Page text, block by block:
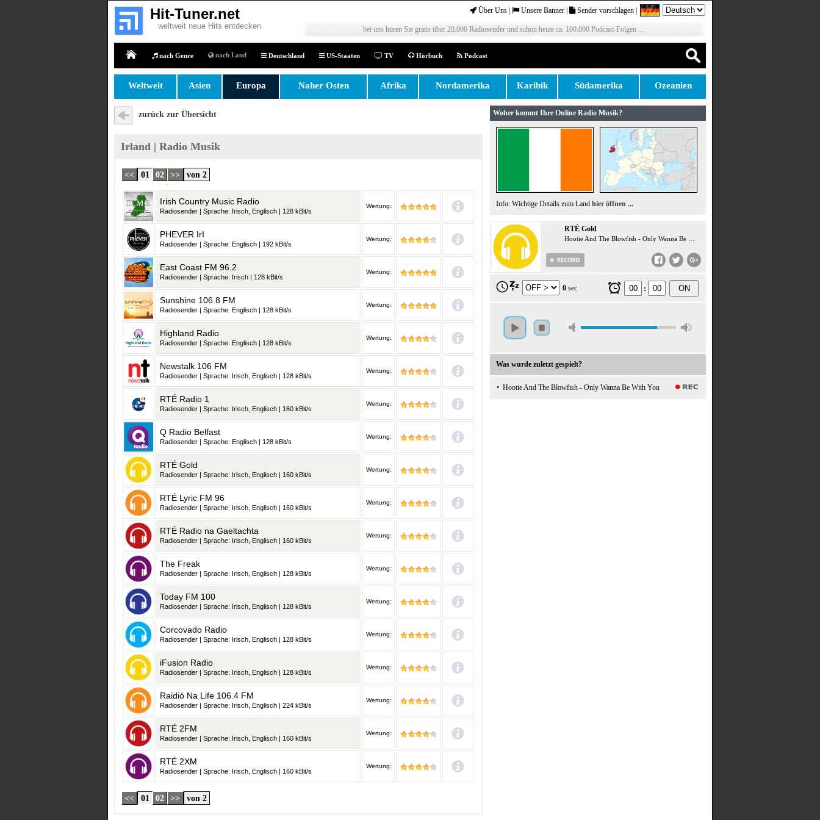
Hit-Tuner.net
weltweit neue Hits entdecken
Über Uns Unsere Banner Sender vorschlagen
bei uns hören Sie gratis über 20.000 Radiosender und schon heute ca. 100.000 Podcast-Folgen ...
nach Genre nach Land Deutschland US-Staaten TV Hörbuch Podcast
Weltweit Asien Europa Naher Osten Afrika Nordamerika Karibik Südamerika Ozeanien
zurück zur Übersicht
Irland | Radio Musik
<< 01 02 >> von 2
Irish Country Music Radio
Radiosender | Sprache: Irisch, Englisch | 128 kBit/s
Wertung:
PHEVER IrI
Radiosender | Sprache: Englisch | 192 kBit/s
Wertung:
East Coast FM 96.2
Radiosender | Sprache: Irisch | 128 kBit/s
Wertung:
Sunshine 106.8 FM
Radiosender | Sprache: Englisch | 128 kBit/s
Wertung:
Highland Radio
Radiosender | Sprache: Englisch | 128 kBit/s
Wertung:
Newstalk 106 FM
Radiosender | Sprache: Irisch, Englisch | 128 kBit/s
Wertung:
RTÉ Radio 1
Radiosender | Sprache: Irisch, Englisch | 160 kBit/s
Wertung:
Q Radio Belfast
Radiosender | Sprache: Englisch | 128 kBit/s
Wertung:
RTÉ Gold
Radiosender | Sprache: Irisch, Englisch | 160 kBit/s
Wertung:
RTÉ Lyric FM 96
Radiosender | Sprache: Irisch, Englisch | 160 kBit/s
Wertung:
RTÉ Radio na Gaeltachta
Radiosender | Sprache: Irisch, Englisch | 160 kBit/s
Wertung:
The Freak
Radiosender | Sprache: Irisch, Englisch | 128 kBit/s
Wertung:
Today FM 100
Radiosender | Sprache: Irisch, Englisch | 128 kBit/s
Wertung:
Corcovado Radio
Radiosender | Sprache: Irisch, Englisch | 128 kBit/s
Wertung:
iFusion Radio
Radiosender | Sprache: Irisch, Englisch | 128 kBit/s
Wertung:
Raidió Na Life 106.4 FM
Radiosender | Sprache: Irisch, Englisch | 224 kBit/s
Wertung:
RTÉ 2FM
Radiosender | Sprache: Irisch, Englisch | 160 kBit/s
Wertung:
RTÉ 2XM
Radiosender | Sprache: Irisch, Englisch | 160 kBit/s
Wertung:
<< 01 02 >> von 2
Woher kommt Ihre Online Radio Musik?
Info: Wichtige Details zum Land hier öffnen ...
RTÉ Gold
0 sec : ON
Was wurde zuletzt gespielt?
• Hootie And The Blowfish - Only Wanna Be With You